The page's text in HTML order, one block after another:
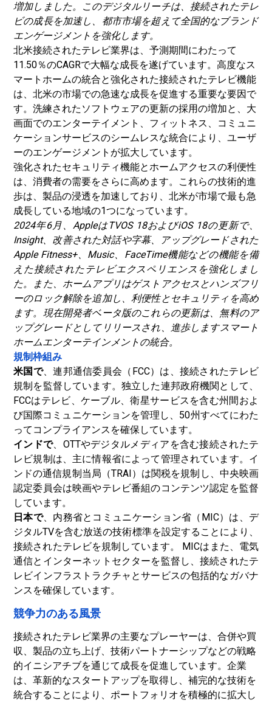
増加しました。このデジタルリーチは、接続されたテレ
ビの成長を加速し、都市市場を超えて全国的なブランド
エンゲージメントを強化します。
北米接続されたテレビ業界は、予測期間にわたって
11.50％のCAGRで大幅な成長を遂げています。高度なス
マートホームの統合と強化された接続されたテレビ機能
は、北米の市場での急速な成長を促進する重要な要因で
す。洗練されたソフトウェアの更新の採用の増加と、大
画面でのエンターテイメント、フィットネス、コミュニ
ケーションサービスのシームレスな統合により、ユーザ
ーのエンゲージメントが拡大しています。
強化されたセキュリティ機能とホームアクセスの利便性
は、消費者の需要をさらに高めます。これらの技術的進
歩は、製品の浸透を加速しており、北米が市場で最も急
成長している地域の1つになっています。
2024年6月、AppleはTVOS 18およびiOS 18の更新で、
Insight、改善された対話や字幕、アップグレードされた
Apple Fitness+、Music、FaceTime機能などの機能を備
えた接続されたテレビエクスペリエンスを強化しまし
た。また、ホームアプリはゲストアクセスとハンズフリ
ーのロック解除を追加し、利便性とセキュリティを高め
ます。現在開発者ベータ版のこれらの更新は、無料のア
ップグレードとしてリリースされ、進歩しますスマート
ホームエンターテインメントの統合。
規制枠組み
米国で、連邦通信委員会（FCC）は、接続されたテレビ
規制を監督しています。独立した連邦政府機関として、
FCCはテレビ、ケーブル、衛星サービスを含む州間およ
び国際コミュニケーションを管理し、50州すべてにわた
ってコンプライアンスを確保しています。
インドで、OTTやデジタルメディアを含む接続されたテ
レビ規制は、主に情報省によって管理されています。イ
ンドの通信規制当局（TRAI）は関税を規制し、中央映画
認定委員会は映画やテレビ番組のコンテンツ認定を監督
しています。
日本で、内務省とコミュニケーション省（MIC）は、デ
ジタルTVを含む放送の技術標準を設定することにより、
接続されたテレビを規制しています。 MICはまた、電気
通信とインターネットセクターを監督し、接続されたテ
レビインフラストラクチャとサービスの包括的なガバナ
ンスを確保しています。
競争力のある風景
接続されたテレビ業界の主要なプレーヤーは、合併や買
収、製品の立ち上げ、技術パートナーシップなどの戦略
的イニシアチブを通じて成長を促進しています。企業
は、革新的なスタートアップを取得し、補完的な技術を
統合することにより、ポートフォリオを積極的に拡大し